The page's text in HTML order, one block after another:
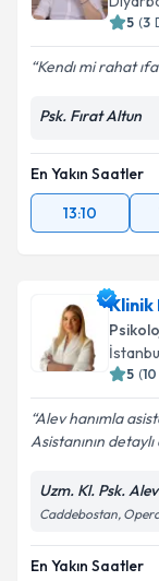
5 (3
Kendı mi rahat
Psk. Fırat Altun
En Yakın Saatler
13:10
Klinik
5 (10
Alev hanımla
Asistanının
Uzm. Kl. Psk.
Caddebostan,
En Yakın Saatler